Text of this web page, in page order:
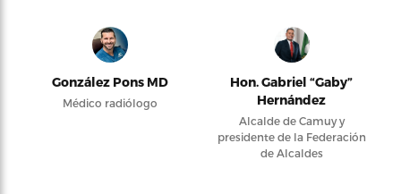
González Pons MD
Médico radiólogo
Hon. Gabriel “Gaby”
Hernández
Alcalde de Camuy y
presidente de la Federación
de Alcaldes